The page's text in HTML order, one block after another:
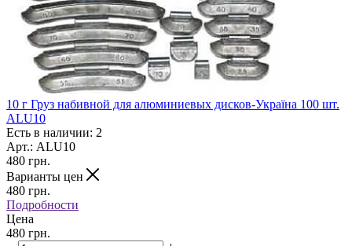
10 г Груз набивной для алюминиевых дисков-Україна 100 шт.
ALU10
Есть в наличии: 2
Арт.: ALU10
480 грн.
Варианты цен
480 грн.
Подробности
Цена
480 грн.